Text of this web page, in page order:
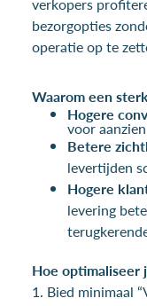
bezorgopties
operatie op te
Waarom een
Hogere
voor
Betere
levertijden
Hogere
levering
Hoe optimaliseer
1. Bied minimaal